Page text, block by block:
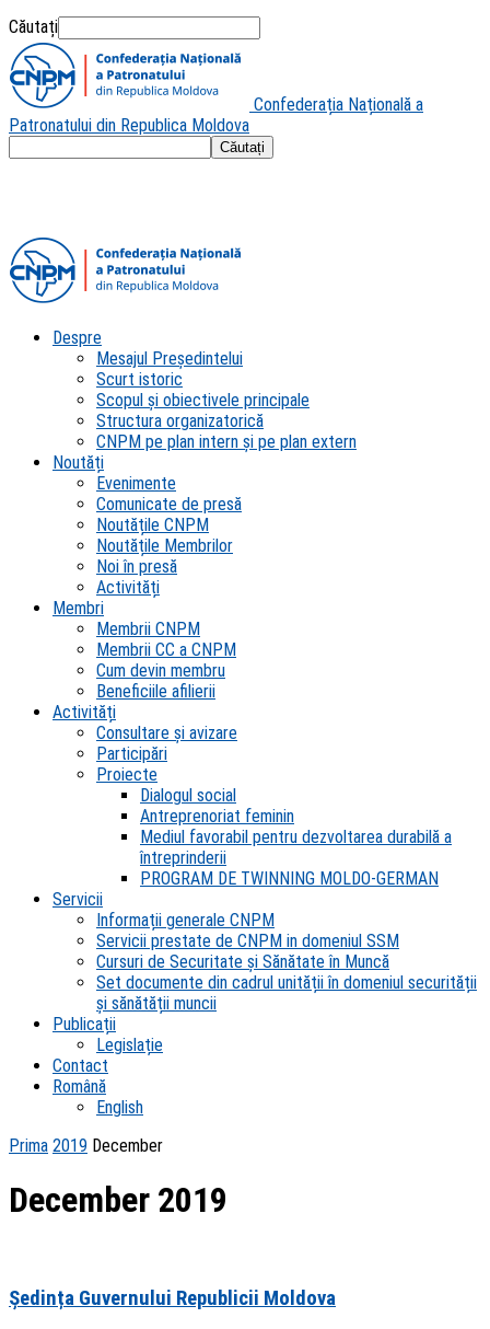
Căutați
Confederația Națională a
Patronatului din Republica Moldova
Despre
Mesajul Președintelui
Scurt istoric
Scopul şi obiectivele principale
Structura organizatorică
CNPM pe plan intern şi pe plan extern
Noutăți
Evenimente
Comunicate de presă
Noutățile CNPM
Noutățile Membrilor
Noi în presă
Activități
Membri
Membrii CNPM
Membrii CC a CNPM
Cum devin membru
Beneficiile afilierii
Activități
Consultare și avizare
Participări
Proiecte
Dialogul social
Antreprenoriat feminin
Mediul favorabil pentru dezvoltarea durabilă a
întreprinderii
PROGRAM DE TWINNING MOLDO-GERMAN
Servicii
Informații generale CNPM
Servicii prestate de CNPM in domeniul SSM
Cursuri de Securitate și Sănătate în Muncă
Set documente din cadrul unității în domeniul securității
și sănătății muncii
Publicații
Legislație
Contact
Română
English
Prima 2019 December
December 2019
Ședința Guvernului Republicii Moldova